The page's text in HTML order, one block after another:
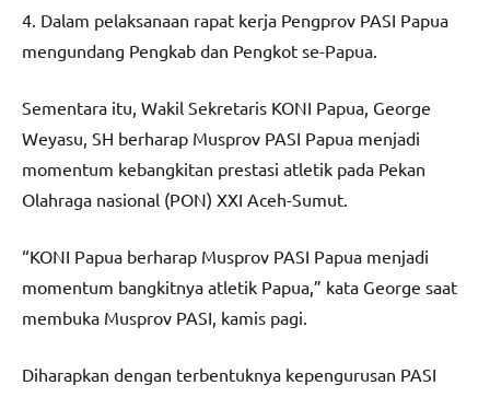
4. Dalam pelaksanaan rapat kerja Pengprov PASI Papua
mengundang Pengkab dan Pengkot se-Papua.
Sementara itu, Wakil Sekretaris KONI Papua, George
Weyasu, SH berharap Musprov PASI Papua menjadi
momentum kebangkitan prestasi atletik pada Pekan
Olahraga nasional (PON) XXI Aceh-Sumut.
“KONI Papua berharap Musprov PASI Papua menjadi
momentum bangkitnya atletik Papua,” kata George saat
membuka Musprov PASI, kamis pagi.
Diharapkan dengan terbentuknya kepengurusan PASI